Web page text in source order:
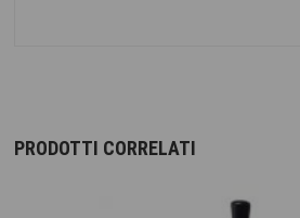
PRODOTTI CORRELATI